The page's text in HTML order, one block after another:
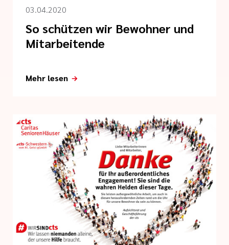
03.04.2020
So schützen wir Bewohner und
Mitarbeitende
Mehr lesen